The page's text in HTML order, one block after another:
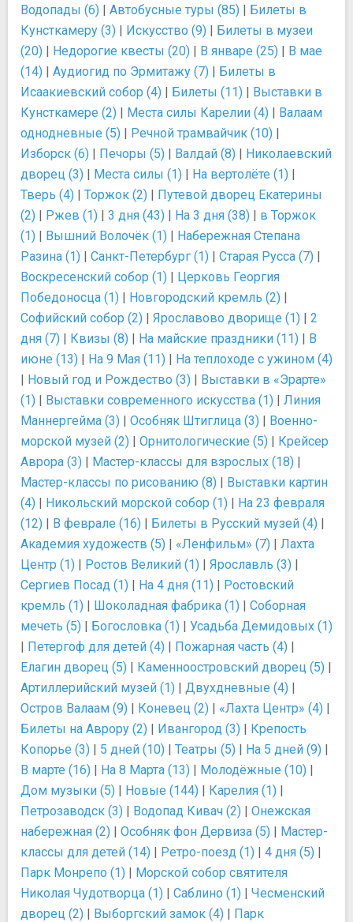
Водопады (6) | Автобусные туры (85) | Билеты в
Кунсткамеру (3) | Искусство (9) | Билеты в музеи
(20) | Недорогие квесты (20) | В январе (25) | В мае
(14) | Аудиогид по Эрмитажу (7) | Билеты в
Исаакиевский собор (4) | Билеты (11) | Выставки в
Кунсткамере (2) | Места силы Карелии (4) | Валаам
однодневные (5) | Речной трамвайчик (10) |
Изборск (6) | Печоры (5) | Валдай (8) | Николаевский
дворец (3) | Места силы (1) | На вертолёте (1) |
Тверь (4) | Торжок (2) | Путевой дворец Екатерины
(2) | Ржев (1) | 3 дня (43) | На 3 дня (38) | в Торжок
(1) | Вышний Волочёк (1) | Набережная Степана
Разина (1) | Санкт-Петербург (1) | Старая Русса (7) |
Воскресенский собор (1) | Церковь Георгия
Победоносца (1) | Новгородский кремль (2) |
Софийский собор (2) | Ярославово дворище (1) | 2
дня (7) | Квизы (8) | На майские праздники (11) | В
июне (13) | На 9 Мая (11) | На теплоходе с ужином (4)
| Новый год и Рождество (3) | Выставки в «Эрарте»
(1) | Выставки современного искусства (1) | Линия
Маннергейма (3) | Особняк Штиглица (3) | Военно-
морской музей (2) | Орнитологические (5) | Крейсер
Аврора (3) | Мастер-классы для взрослых (18) |
Мастер-классы по рисованию (8) | Выставки картин
(4) | Никольский морской собор (1) | На 23 февраля
(12) | В феврале (16) | Билеты в Русский музей (4) |
Академия художеств (5) | «Ленфильм» (7) | Лахта
Центр (1) | Ростов Великий (1) | Ярославль (3) |
Сергиев Посад (1) | На 4 дня (11) | Ростовский
кремль (1) | Шоколадная фабрика (1) | Соборная
мечеть (5) | Богословка (1) | Усадьба Демидовых (1)
| Петергоф для детей (4) | Пожарная часть (4) |
Елагин дворец (5) | Каменноостровский дворец (5) |
Артиллерийский музей (1) | Двухдневные (4) |
Остров Валаам (9) | Коневец (2) | «Лахта Центр» (4) |
Билеты на Аврору (2) | Ивангород (3) | Крепость
Копорье (3) | 5 дней (10) | Театры (5) | На 5 дней (9) |
В марте (16) | На 8 Марта (13) | Молодёжные (10) |
Дом музыки (5) | Новые (144) | Карелия (1) |
Петрозаводск (3) | Водопад Кивач (2) | Онежская
набережная (2) | Особняк фон Дервиза (5) | Мастер-
классы для детей (14) | Ретро-поезд (1) | 4 дня (5) |
Парк Монрепо (1) | Морской собор святителя
Николая Чудотворца (1) | Саблино (1) | Чесменский
дворец (2) | Выборгский замок (4) | Парк